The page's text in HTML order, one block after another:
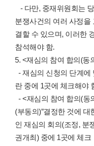
- 다만, 중재위원회는
분쟁사건의 여러 사정을
결할 수 있으며, 이러한
참석해야 함.
5. <재심의 참여 합의(동
- 재심의 신청의 단계에
란 중에 1곳에 체크해야
- <재심의 참여 합의(동
(부동의)”결정한 것에
인 재심의 회의(조정, 분
권개최) 중에 1곳에 체크